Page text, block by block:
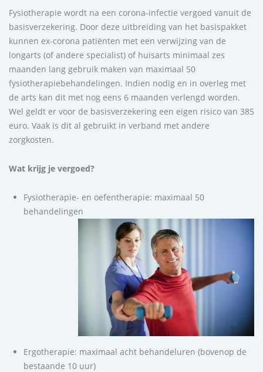
Fysiotherapie wordt na een corona-infectie vergoed vanuit de
basisverzekering. Door deze uitbreiding van het basispakket
kunnen ex-corona patiënten met een verwijzing van de
longarts (of andere specialist) of huisarts minimaal zes
maanden lang gebruik maken van maximaal 50
fysiotherapiebehandelingen. Indien nodig en in overleg met
de arts kan dit met nog eens 6 maanden verlengd worden.
Wel geldt er voor de basisverzekering een eigen risico van 385
euro. Vaak is dit al gebruikt in verband met andere
zorgkosten.
Wat krijg je vergoed?
Fysiotherapie- en oefentherapie: maximaal 50
behandelingen
Ergotherapie: maximaal acht behandeluren (bovenop de
bestaande 10 uur)